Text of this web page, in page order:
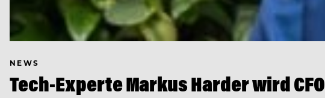
NEWS
Tech-Experte Markus Harder wird